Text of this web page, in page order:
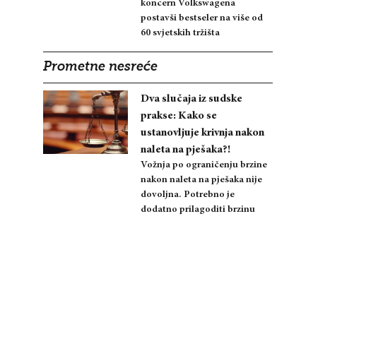
koncern Volkswagena
postavši bestseler na više od
60 svjetskih tržišta
Prometne nesreće
Dva slučaja iz sudske
prakse: Kako se
ustanovljuje krivnja nakon
naleta na pješaka?!
Vožnja po ograničenju brzine
nakon naleta na pješaka nije
dovoljna. Potrebno je
dodatno prilagoditi brzinu